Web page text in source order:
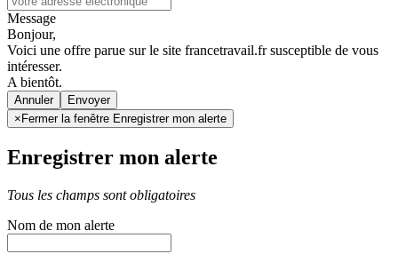
Message
Bonjour,
Voici une offre parue sur le site francetravail.fr susceptible de vous
intéresser.
A bientôt.
Annuler
× Fermer la fenêtre Enregistrer mon alerte
Enregistrer mon alerte
Tous les champs sont obligatoires
Nom de mon alerte